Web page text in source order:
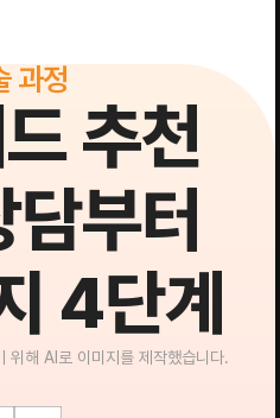
과정
추천
부터
4단계
위해 AI로 이미지를 제작했습니다.